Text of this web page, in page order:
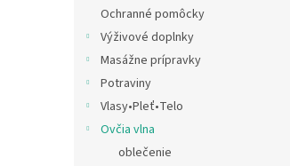
Ochranné pomôcky
Výživové doplnky
Masážne prípravky
Potraviny
Vlasy•Pleť•Telo
Ovčia vlna
oblečenie